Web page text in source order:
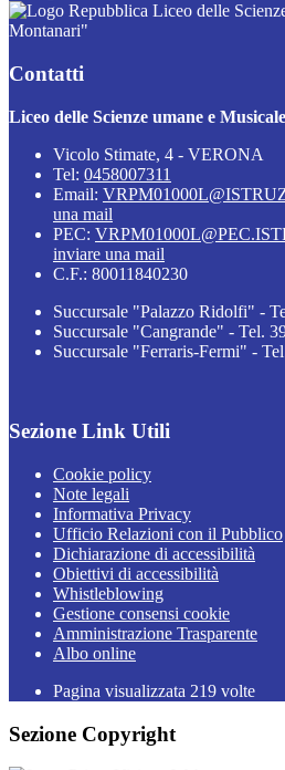
Liceo delle
Montanari"
Contatti
Liceo delle Scienze umane e
Vicolo Stimate, 4 - VERONA
Tel: 0458007311
Email:
una mail
PEC:
inviare una mail
C.F.: 80011840230
Succursale "Palazzo Ridolfi" -
Succursale "Cangrande" - Tel.
Succursale "Ferraris-Fermi" -
Sezione Link Utili
Cookie policy
Note legali
Informativa Privacy
Ufficio Relazioni con il Pubblico
Dichiarazione di accessibilità
Obiettivi di accessibilità
Whistleblowing
Gestione consensi cookie
Amministrazione Trasparente
Albo online
Pagina visualizzata 219 volte
Sezione Copyright